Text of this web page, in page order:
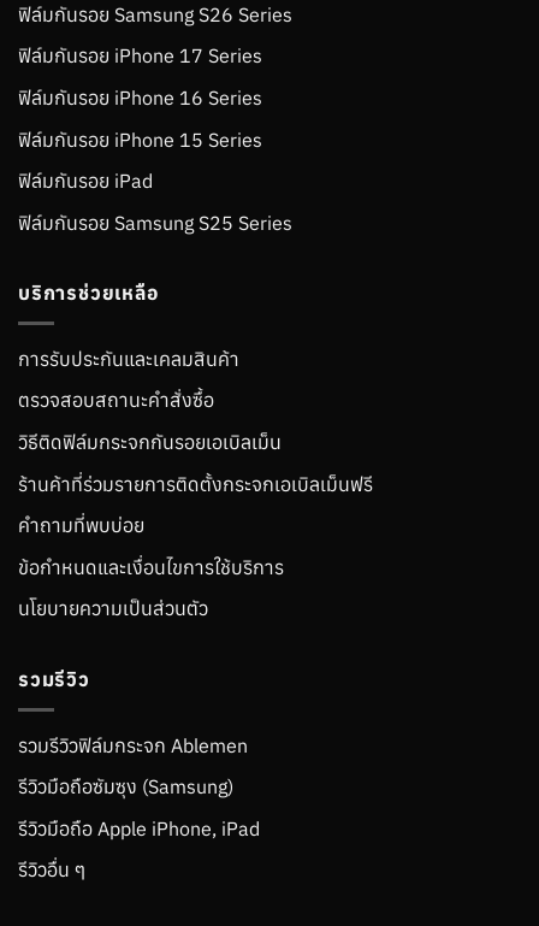
ฟิล์มกันรอย Samsung S26 Series
ฟิล์มกันรอย iPhone 17 Series
ฟิล์มกันรอย iPhone 16 Series
ฟิล์มกันรอย iPhone 15 Series
ฟิล์มกันรอย iPad
ฟิล์มกันรอย Samsung S25 Series
บริการช่วยเหลือ
การรับประกันและเคลมสินค้า
ตรวจสอบสถานะคำสั่งซื้อ
วิธีติดฟิล์มกระจกกันรอยเอเบิลเม็น
ร้านค้าที่ร่วมรายการติดตั้งกระจกเอเบิลเม็นฟรี
คำถามที่พบบ่อย
ข้อกำหนดและเงื่อนไขการใช้บริการ
นโยบายความเป็นส่วนตัว
รวมรีวิว
รวมรีวิวฟิล์มกระจก Ablemen
รีวิวมือถือซัมซุง (Samsung)
รีวิวมือถือ Apple iPhone, iPad
รีวิวอื่น ๆ